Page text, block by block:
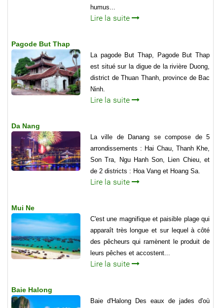
humus...
Lire la suite
Pagode But Thap
La pagode But Thap, Pagode But Thap
est situé sur la digue de la rivière Duong,
district de Thuan Thanh, province de Bac
Ninh.
Lire la suite
Da Nang
La ville de Danang se compose de 5
arrondissements : Hai Chau, Thanh Khe,
Son Tra, Ngu Hanh Son, Lien Chieu, et
de 2 districts : Hoa Vang et Hoang Sa.
Lire la suite
Mui Ne
C'est une magnifique et paisible plage qui
apparaît très longue et sur lequel à côté
des pêcheurs qui ramènent le produit de
leurs pêches et accostent...
Lire la suite
Baie Halong
Baie d'Halong Des eaux de jades d'où